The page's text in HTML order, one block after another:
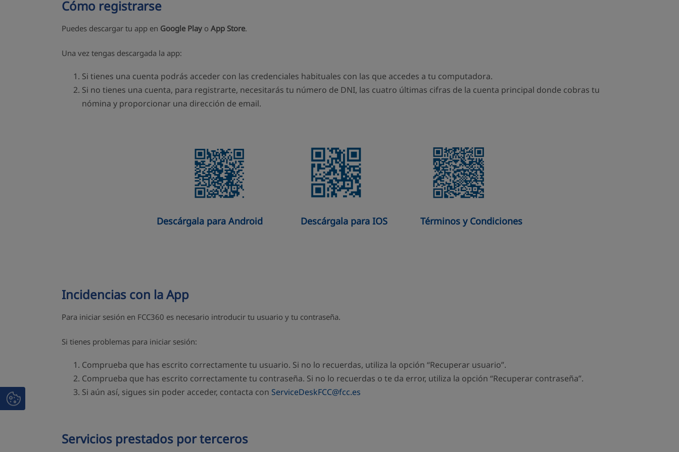
Cómo registrarse
Puedes descargar tu app en Google Play o App Store.
Una vez tengas descargada la app:
Si tienes una cuenta podrás acceder con las credenciales habituales con las que accedes a tu computadora.
Si no tienes una cuenta, para registrarte, necesitarás tu número de DNI, las cuatro últimas cifras de la cuenta principal donde cobras tu
nómina y proporcionar una dirección de email.
Descárgala para Android Descárgala para IOS Términos y Condiciones
Incidencias con la App
Para iniciar sesión en FCC360 es necesario introducir tu usuario y tu contraseña.
Si tienes problemas para iniciar sesión:
Comprueba que has escrito correctamente tu usuario. Si no lo recuerdas, utiliza la opción “Recuperar usuario”.
Comprueba que has escrito correctamente tu contraseña. Si no lo recuerdas o te da error, utiliza la opción “Recuperar contraseña”.
Si aún así, sigues sin poder acceder, contacta con ServiceDeskFCC@fcc.es
Servicios prestados por terceros